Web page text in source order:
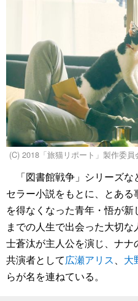
(C) 2018「旅猫リポート」製作委
「図書館戦争」シリーズな
セラー小説をもとに、とあ
を得なくなった青年・悟が
までの人生で出会った大切
士蒼汰が主人公を演じ、ナナ
共演者として広瀬アリス 大
らが名を連ねている。